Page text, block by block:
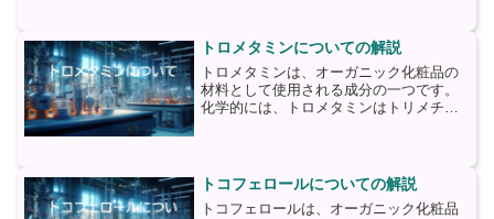
在する有機酸であり、植物や動物の細胞
内で見られることがありま...
トロメタミンについての解説
トロメタミンは、オーガニック化粧品の
材料として使用される成分の一つです。
化学的には、トロメタミンはトリメチル
であり、主にトウモロコシ...
トコフェロールについての解説
トコフェロールは、オーガニック化粧品